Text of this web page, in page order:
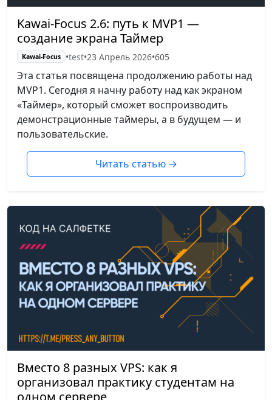
Kawai-Focus 2.6: путь к MVP1 —
создание экрана Таймер
Kawai-Focus •test•23 Апрель 2026•605
Эта статья посвящена продолжению работы над
MVP1. Сегодня я начну работу над как экраном
«Таймер», который сможет воспроизводить
демонстрационные таймеры, а в будущем — и
пользовательские.
Читать статью →
Вместо 8 разных VPS: как я
организовал практику студентам на
одном сервере